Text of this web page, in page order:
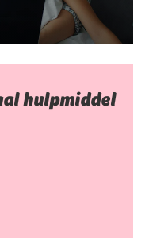
hulpmiddel